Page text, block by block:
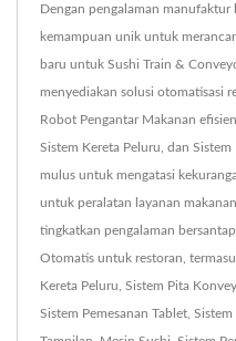
Dengan pengalaman
kemampuan unik untuk
baru untuk Sushi Train &
menyediakan solusi otomatisasi
Robot Pengantar Makanan
Sistem Kereta Peluru, dan
mulus untuk mengatasi
untuk peralatan layanan
tingkatkan pengalaman
Otomatis untuk restoran,
Kereta Peluru, Sistem Pita
Sistem Pemesanan Tablet,